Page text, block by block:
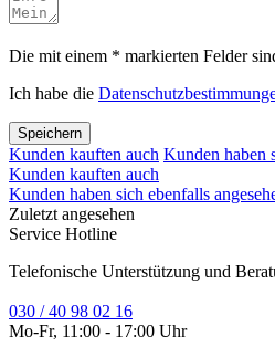
Die mit einem * markierten Felder
Ich habe die
Speichern
Kunden kauften auch Kunden haben
Kunden kauften auch
Kunden haben sich ebenfalls
Zuletzt angesehen
Service Hotline
Telefonische Unterstützung und
030 / 40 98 02 16
Mo-Fr, 11:00 - 17:00 Uhr